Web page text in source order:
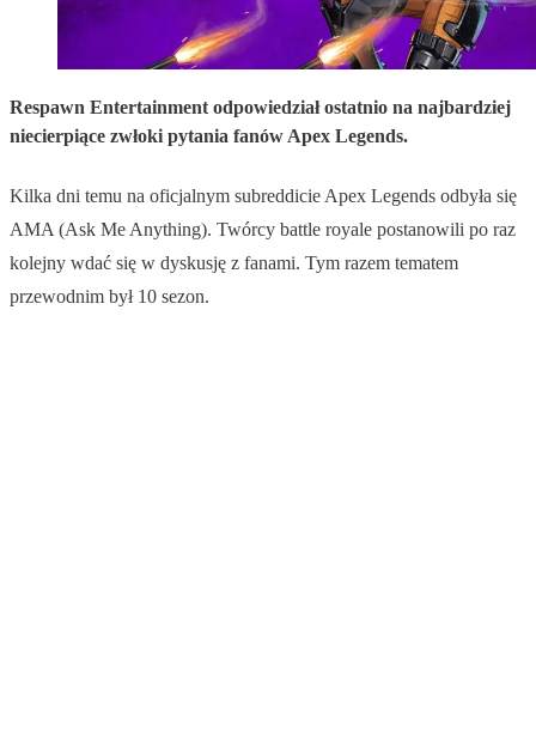
Respawn Entertainment odpowiedział ostatnio na najbardziej
niecierpiące zwłoki pytania fanów Apex Legends.
Kilka dni temu na oficjalnym subreddicie Apex Legends odbyła się
AMA (Ask Me Anything). Twórcy battle royale postanowili po raz
kolejny wdać się w dyskusję z fanami. Tym razem tematem
przewodnim był 10 sezon.